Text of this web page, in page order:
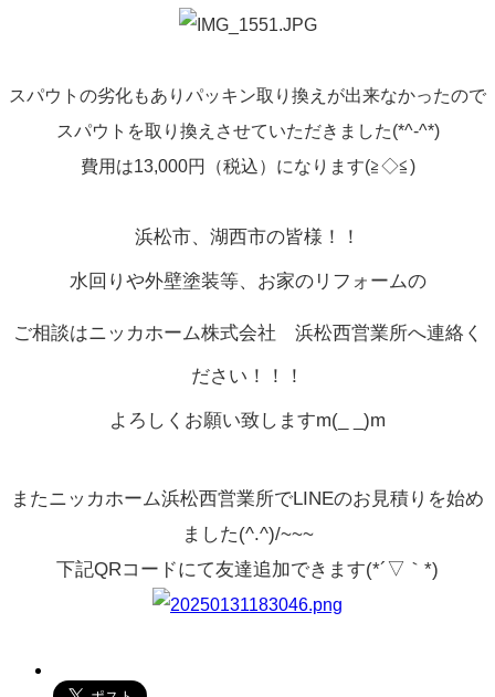
スパウトの劣化もありパッキン取り換えが出来なかったので
スパウトを取り換えさせていただきました(*^-^*)
費用は13,000円（税込）になります(≧◇≦)
浜松市、湖西市の皆様！！
水回りや外壁塗装等、お家のリフォームの
ご相談はニッカホーム株式会社 浜松西営業所へ連絡く
ださい！！！
よろしくお願い致しますm(_ _)m
またニッカホーム浜松西営業所でLINEのお見積りを始め
ました(^.^)/~~~
下記QRコードにて友達追加できます(*´▽｀*)